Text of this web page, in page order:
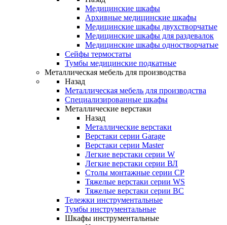
Медицинские шкафы
Архивные медицинские шкафы
Медицинские шкафы двухстворчатые
Медицинские шкафы для раздевалок
Медицинские шкафы одностворчатые
Сейфы термостаты
Тумбы медицинские подкатные
Металлическая мебель для производства
Назад
Металлическая мебель для производства
Cпециализированные шкафы
Металлические верстаки
Назад
Металлические верстаки
Верстаки серии Garage
Верстаки серии Master
Легкие верстаки серии W
Легкие верстаки серии ВЛ
Столы монтажные серии СР
Тяжелые верстаки серии WS
Тяжелые верстаки серии ВС
Тележки инструментальные
Тумбы инструментальные
Шкафы инструментальные